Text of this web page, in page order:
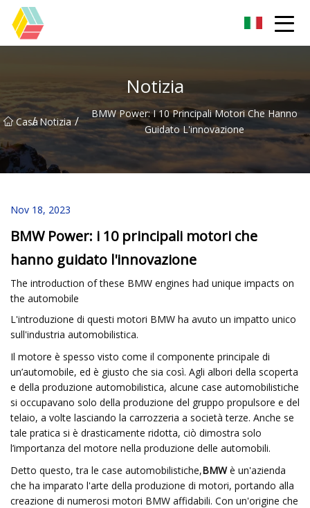
Notizia
Casa
/ Notizia /
BMW Power: I 10 Principali Motori Che Hanno
Guidato L'innovazione
Nov 18, 2023
BMW Power: i 10 principali motori che
hanno guidato l'innovazione
The introduction of these BMW engines had unique impacts on
the automobile
L'introduzione di questi motori BMW ha avuto un impatto unico
sull'industria automobilistica.
Il motore è spesso visto come il componente principale di
un’automobile, ed è giusto che sia così. Agli albori della scoperta
e della produzione automobilistica, alcune case automobilistiche
si occupavano solo della produzione del gruppo propulsore e del
telaio, a volte lasciando la carrozzeria a società terze. Anche se
tale pratica si è drasticamente ridotta, ciò dimostra solo
l’importanza del motore nella produzione delle automobili.
Detto questo, tra le case automobilistiche,BMWè un'azienda
che ha imparato l'arte della produzione di motori, portando alla
creazione di numerosi motori BMW affidabili. Con un'origine che